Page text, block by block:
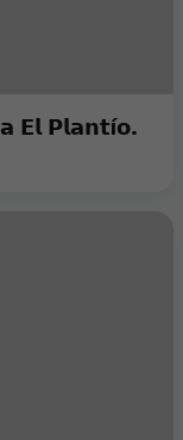
𝗘𝗹 𝗣𝗹𝗮𝗻𝘁í𝗼.